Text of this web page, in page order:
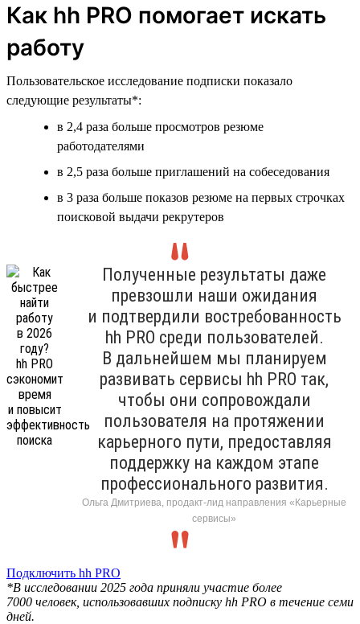
Как hh PRO помогает искать
работу
Пользовательское исследование подписки показало
следующие результаты*:
в 2,4 раза больше просмотров резюме
работодателями
в 2,5 раза больше приглашений на собеседования
в 3 раза больше показов резюме на первых строчках
поисковой выдачи рекрутеров
Полученные результаты даже
превзошли наши ожидания
и подтвердили востребованность
hh PRO среди пользователей.
В дальнейшем мы планируем
развивать сервисы hh PRO так,
чтобы они сопровождали
пользователя на протяжении
карьерного пути, предоставляя
поддержку на каждом этапе
профессионального развития.
Ольга Дмитриева, продакт-лид направления «Карьерные
сервисы»
Подключить hh PRO
*В исследовании 2025 года приняли участие более
7000 человек, использовавших подписку hh PRO в течение семи
дней.